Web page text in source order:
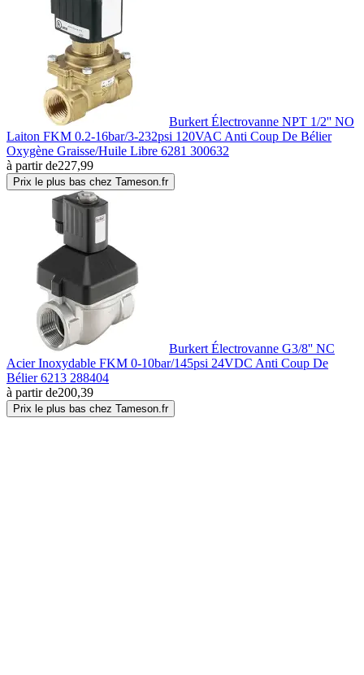
Burkert Électrovanne NPT 1/2'' NO
Laiton FKM 0.2-16bar/3-232psi 120VAC Anti Coup De Bélier
Oxygène Graisse/Huile Libre 6281 300632
à partir de227,99
Prix le plus bas chez Tameson.fr
Burkert Électrovanne G3/8'' NC
Acier Inoxydable FKM 0-10bar/145psi 24VDC Anti Coup De
Bélier 6213 288404
à partir de200,39
Prix le plus bas chez Tameson.fr